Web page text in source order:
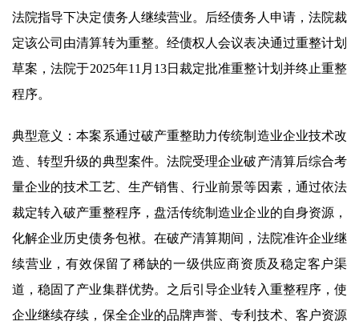
法院指导下决定债务人继续营业。后经债务人申请，法院裁
定该公司由清算转为重整。经债权人会议表决通过重整计划
草案，法院于2025年11月13日裁定批准重整计划并终止重整
程序。
典型意义：本案系通过破产重整助力传统制造业企业技术改
造、转型升级的典型案件。法院受理企业破产清算后综合考
量企业的技术工艺、生产销售、行业前景等因素，通过依法
裁定转入破产重整程序，盘活传统制造业企业的自身资源，
化解企业历史债务包袱。在破产清算期间，法院准许企业继
续营业，有效保留了稀缺的一级供应商资质及稳定客户渠
道，稳固了产业集群优势。之后引导企业转入重整程序，使
企业继续存续，保全企业的品牌声誉、专利技术、客户资源